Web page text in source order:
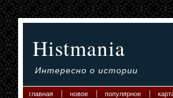
Histmania
Интересно о истории
главная новое популярное